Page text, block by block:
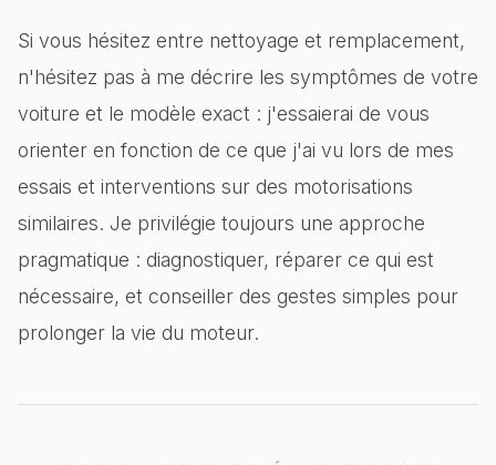
Si vous hésitez entre nettoyage et remplacement,
n'hésitez pas à me décrire les symptômes de votre
voiture et le modèle exact : j'essaierai de vous
orienter en fonction de ce que j'ai vu lors de mes
essais et interventions sur des motorisations
similaires. Je privilégie toujours une approche
pragmatique : diagnostiquer, réparer ce qui est
nécessaire, et conseiller des gestes simples pour
prolonger la vie du moteur.